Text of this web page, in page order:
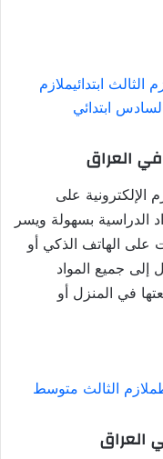
الثالث ابتدائيملازم
ابتدائي
العراق
على
الدراسية بسهولة ويسر
الهاتف الذكي أو
جميع المواد
في المنزل أو
ملازم الثالث متوسط
العراق